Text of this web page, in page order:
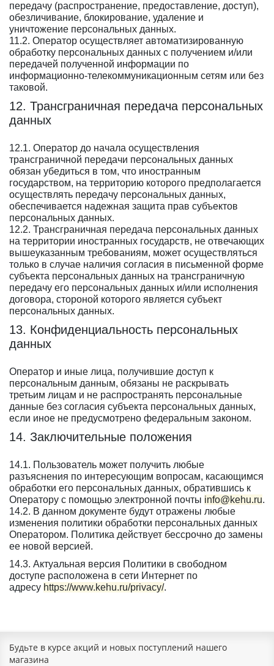
передачу (распространение, предоставление, доступ),
обезличивание, блокирование, удаление и
уничтожение персональных данных.
11.2. Оператор осуществляет автоматизированную
обработку персональных данных с получением и/или
передачей полученной информации по
информационно-телекоммуникационным сетям или без
таковой.
12. Трансграничная передача персональных
данных
12.1. Оператор до начала осуществления
трансграничной передачи персональных данных
обязан убедиться в том, что иностранным
государством, на территорию которого предполагается
осуществлять передачу персональных данных,
обеспечивается надежная защита прав субъектов
персональных данных.
12.2. Трансграничная передача персональных данных
на территории иностранных государств, не отвечающих
вышеуказанным требованиям, может осуществляться
только в случае наличия согласия в письменной форме
субъекта персональных данных на трансграничную
передачу его персональных данных и/или исполнения
договора, стороной которого является субъект
персональных данных.
13. Конфиденциальность персональных
данных
Оператор и иные лица, получившие доступ к
персональным данным, обязаны не раскрывать
третьим лицам и не распространять персональные
данные без согласия субъекта персональных данных,
если иное не предусмотрено федеральным законом.
14. Заключительные положения
14.1. Пользователь может получить любые
разъяснения по интересующим вопросам, касающимся
обработки его персональных данных, обратившись к
Оператору с помощью электронной почты info@kehu.ru.
14.2. В данном документе будут отражены любые
изменения политики обработки персональных данных
Оператором. Политика действует бессрочно до замены
ее новой версией.
14.3. Актуальная версия Политики в свободном
доступе расположена в сети Интернет по
адресу https://www.kehu.ru/privacy/.
Будьте в курсе акций и новых поступлений нашего
магазина